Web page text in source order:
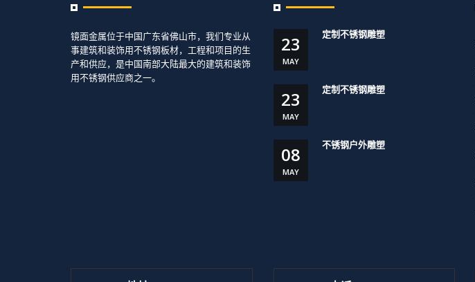
镜面金属位于中国广东省佛山市，我们专业从
事建筑和装饰用不锈钢板材，工程和项目的生
产和供应，是中国南部大陆最大的建筑和装饰
用不锈钢供应商之一。
23
MAY
定制不锈钢雕塑
23
MAY
定制不锈钢雕塑
08
MAY
不锈钢户外雕塑